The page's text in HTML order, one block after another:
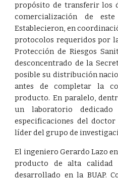
propósito de transferir los
comercialización de
Establecieron, en
protocolos requeridos por
Protección de Riesgos
desconcentrado de la
posible su distribución
antes de completar la
producto. En paralelo,
un laboratorio
especificaciones del
líder del grupo de
El ingeniero Gerardo Lazo
producto de alta
desarrollado en la BUAP.